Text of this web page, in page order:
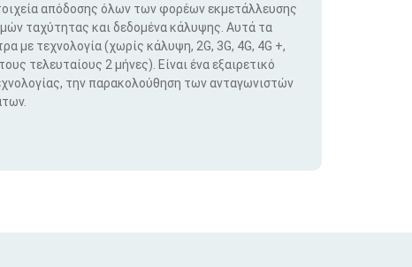
απόδοσης όλων των φορέων εκμετάλλευσης
ταχύτητας και δεδομένα κάλυψης. Αυτά τα
με τεχνολογία (χωρίς κάλυψη, 2G, 3G, 4G, 4G +,
τελευταίους 2 μήνες). Είναι ένα εξαιρετικό
την παρακολούθηση των ανταγωνιστών